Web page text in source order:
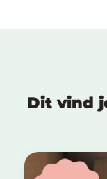
Dit vind